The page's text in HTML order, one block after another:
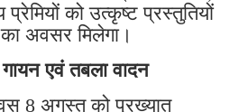
को उत्कृष्ट प्रस्तुतियों
अवसर मिलेगा।
एवं तबला वादन
8 अगस्त को प्रख्यात